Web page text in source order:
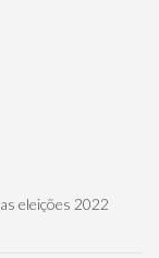
eleições 2022